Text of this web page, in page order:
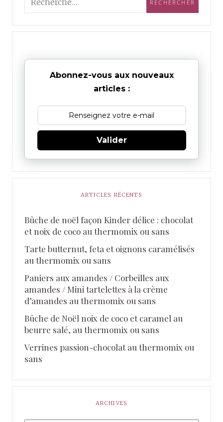
Abonnez-vous aux nouveaux
articles :
Valider
ARTICLES RÉCENTS
Bûche de noël façon Kinder délice : chocolat
et noix de coco au thermomix ou sans
Tarte butternut, feta et oignons caramélisés
au thermomix ou sans
Paniers aux amandes / Corbeilles aux
amandes / Mini tartelettes à la crème
d’amandes au thermomix ou sans
Bûche de Noël noix de coco et caramel au
beurre salé, au thermomix ou sans
Verrines passion-chocolat au thermomix ou
sans
ARCHIVES